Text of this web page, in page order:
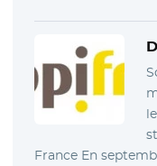
France En